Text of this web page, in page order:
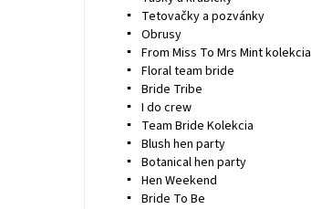
Tetovačky a pozvánky
Obrusy
From Miss To Mrs Mint kolekcia
Floral team bride
Bride Tribe
I do crew
Team Bride Kolekcia
Blush hen party
Botanical hen party
Hen Weekend
Bride To Be